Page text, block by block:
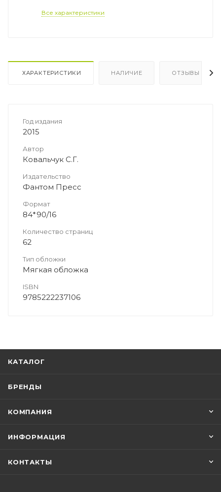
Все характеристики
ХАРАКТЕРИСТИКИ НАЛИЧИЕ ОТЗЫВЫ
Год издания
2015
Автор
Ковальчук С.Г.
Издательство
Фантом Пресс
Формат
84*90/16
Количество страниц
62
Тип обложки
Мягкая обложка
ISBN
9785222237106
КАТАЛОГ
БРЕНДЫ
КОМПАНИЯ
ИНФОРМАЦИЯ
КОНТАКТЫ